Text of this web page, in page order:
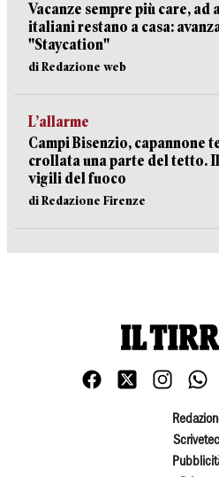
Vacanze sempre più care, ad
italiani restano a casa:
"Staycation"
di Redazione web
L’allarme
Campi Bisenzio, capannone
crollata una parte del tetto.
vigili del fuoco
di Redazione Firenze